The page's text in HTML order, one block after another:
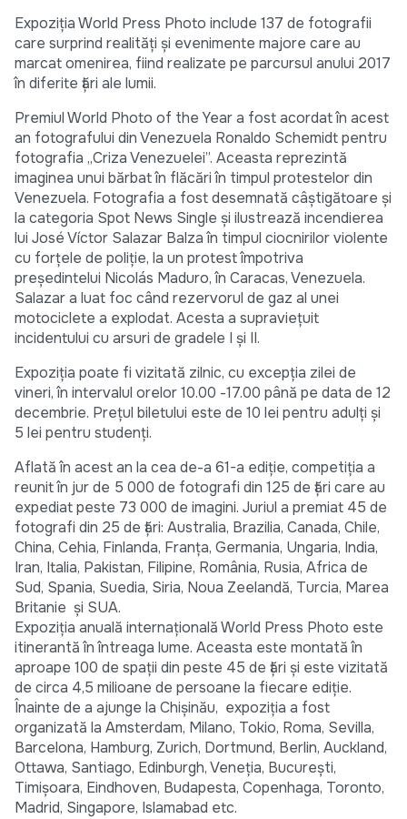
Expoziția World Press Photo include 137 de fotografii
care surprind realități și evenimente majore care au
marcat omenirea, fiind realizate pe parcursul anului 2017
în diferite țări ale lumii.
Premiul World Photo of the Year a fost acordat în acest
an fotografului din Venezuela Ronaldo Schemidt pentru
fotografia „Criza Venezuelei”. Aceasta reprezintă
imaginea unui bărbat în flăcări în timpul protestelor din
Venezuela. Fotografia a fost desemnată câștigătoare și
la categoria Spot News Single și ilustrează incendierea
lui José Víctor Salazar Balza în timpul ciocnirilor violente
cu forțele de poliție, la un protest împotriva
președintelui Nicolás Maduro, în Caracas, Venezuela.
Salazar a luat foc când rezervorul de gaz al unei
motociclete a explodat. Acesta a supraviețuit
incidentului cu arsuri de gradele I și II.
Expoziția poate fi vizitată zilnic, cu excepția zilei de
vineri, în intervalul orelor 10.00 -17.00 până pe data de 12
decembrie. Prețul biletului este de 10 lei pentru adulți și
5 lei pentru studenți.
Aflată în acest an la cea de-a 61-a ediție, competiția a
reunit în jur de 5 000 de fotografi din 125 de țări care au
expediat peste 73 000 de imagini. Juriul a premiat 45 de
fotografi din 25 de țări: Australia, Brazilia, Canada, Chile,
China, Cehia, Finlanda, Franța, Germania, Ungaria, India,
Iran, Italia, Pakistan, Filipine, România, Rusia, Africa de
Sud, Spania, Suedia, Siria, Noua Zeelandă, Turcia, Marea
Britanie și SUA.
Expoziția anuală internațională World Press Photo este
itinerantă în întreaga lume. Aceasta este montată în
aproape 100 de spații din peste 45 de țări și este vizitată
de circa 4,5 milioane de persoane la fiecare ediție.
Înainte de a ajunge la Chișinău, expoziția a fost
organizată la Amsterdam, Milano, Tokio, Roma, Sevilla,
Barcelona, Hamburg, Zurich, Dortmund, Berlin, Auckland,
Ottawa, Santiago, Edinburgh, Veneția, București,
Timișoara, Eindhoven, Budapesta, Copenhaga, Toronto,
Madrid, Singapore, Islamabad etc.